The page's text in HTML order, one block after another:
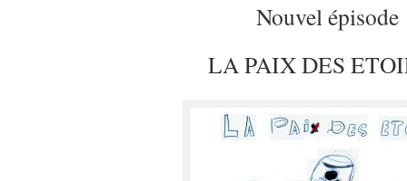
Nouvel épisode
LA PAIX DES